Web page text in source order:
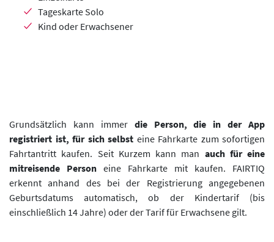
Tageskarte Solo
Kind oder Erwachsener
Grundsätzlich kann immer die Person, die in der App
registriert ist, für sich selbst eine Fahrkarte zum sofortigen
Fahrtantritt kaufen. Seit Kurzem kann man auch für eine
mitreisende Person eine Fahrkarte mit kaufen. FAIRTIQ
erkennt anhand des bei der Registrierung angegebenen
Geburtsdatums automatisch, ob der Kindertarif (bis
einschließlich 14 Jahre) oder der Tarif für Erwachsene gilt.